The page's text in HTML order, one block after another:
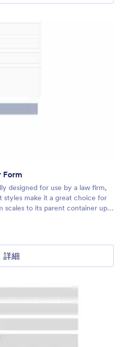
Form
designed for use by a law firm,
styles make it a great choice for
scales to its parent container up
詳細